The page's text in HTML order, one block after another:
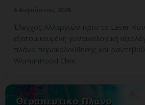
Έλεγχος Αλλεργιών πριν το Laser
εξατομικευμένη γυναικολογική
πλάνο παρακολούθησης και
WomanHood Clinic